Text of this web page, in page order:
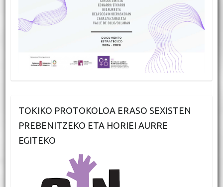
TOKIKO PROTOKOLOA ERASO SEXISTEN
PREBENITZEKO ETA HORIEI AURRE
EGITEKO